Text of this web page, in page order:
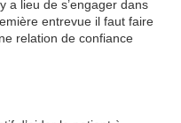
a lieu de s’engager dans
entrevue il faut faire
relation de confiance